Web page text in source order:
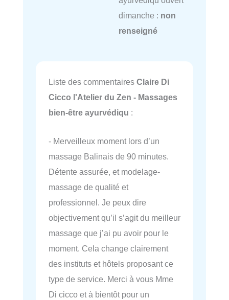
dimanche : non
renseigné
Liste des commentaires Claire Di
Cicco l'Atelier du Zen - Massages
bien-être ayurvédiqu :
- Merveilleux moment lors d’un
massage Balinais de 90 minutes.
Détente assurée, et modelage-
massage de qualité et
professionnel. Je peux dire
objectivement qu’il s’agit du meilleur
massage que j’ai pu avoir pour le
moment. Cela change clairement
des instituts et hôtels proposant ce
type de service. Merci à vous Mme
Di cicco et à bientôt pour un